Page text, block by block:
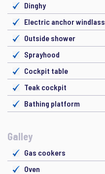
Dinghy
Electric anchor windlass
Outside shower
Sprayhood
Cockpit table
Teak cockpit
Bathing platform
Galley
Gas cookers
Oven